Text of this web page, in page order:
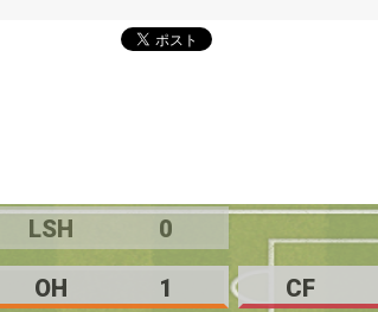
LSH 0
OH 1 CF